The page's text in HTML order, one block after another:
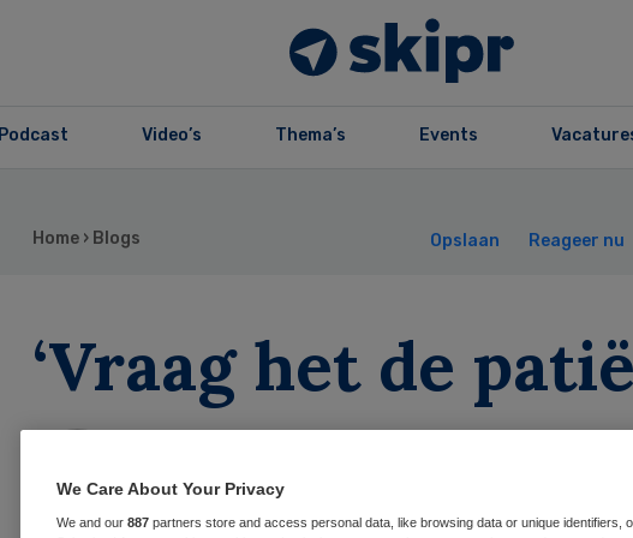
Podcast Video’s Thema’s Events
Home › Blogs Opslaan Reageer nu
‘Vraag het de
We Care About Your Privacy
We and our 887 partners store and access personal data, like browsing data or unique identifiers,